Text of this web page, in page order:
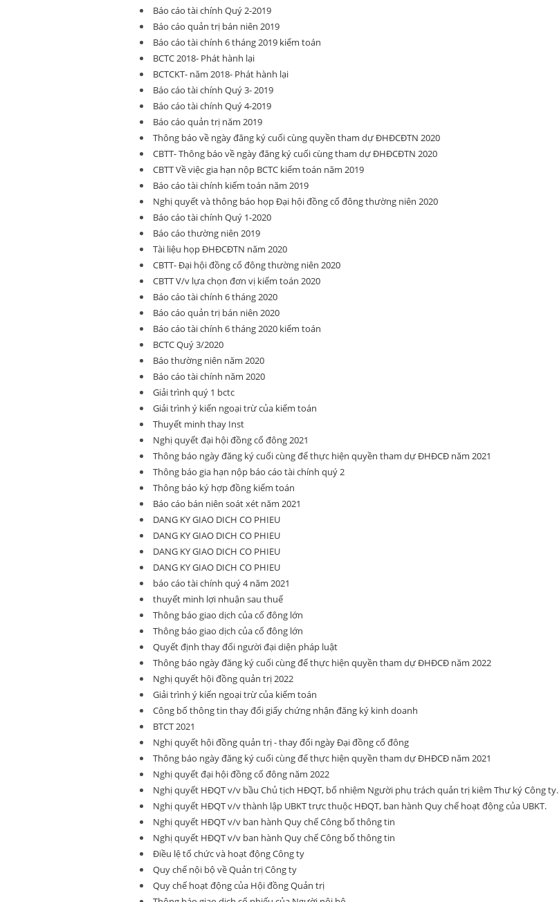
Báo cáo tài chính Quý 2-2019
Báo cáo quản trị bán niên 2019
Báo cáo tài chính 6 tháng 2019 kiểm toán
BCTC 2018- Phát hành lại
BCTCKT- năm 2018- Phát hành lại
Báo cáo tài chính Quý 3- 2019
Báo cáo tài chính Quý 4-2019
Báo cáo quản trị năm 2019
Thông báo về ngày đăng ký cuối cùng quyền tham dự ĐHĐCĐTN 2020
CBTT- Thông báo về ngày đăng ký cuối cùng tham dự ĐHĐCĐTN 2020
CBTT Về việc gia hạn nộp BCTC kiểm toán năm 2019
Báo cáo tài chính kiếm toán năm 2019
Nghị quyết và thông báo họp Đại hội đồng cổ đông thường niên 2020
Báo cáo tài chính Quý 1-2020
Báo cáo thường niên 2019
Tài liệu họp ĐHĐCĐTN năm 2020
CBTT- Đại hội đồng cổ đông thường niên 2020
CBTT V/v lựa chọn đơn vị kiểm toán 2020
Báo cáo tài chính 6 tháng 2020
Báo cáo quản trị bán niên 2020
Báo cáo tài chính 6 tháng 2020 kiểm toán
BCTC Quý 3/2020
Báo thường niên năm 2020
Báo cáo tài chính năm 2020
Giải trình quý 1 bctc
Giải trình ý kiến ngoại trừ của kiểm toán
Thuyết minh thay Inst
Nghị quyết đại hội đồng cổ đông 2021
Thông báo ngày đăng ký cuối cùng để thực hiện quyền tham dự ĐHĐCĐ năm 2021
Thông báo gia hạn nộp báo cáo tài chính quý 2
Thông báo ký hợp đồng kiểm toán
Báo cáo bán niên soát xét năm 2021
DANG KY GIAO DICH CO PHIEU
DANG KY GIAO DICH CO PHIEU
DANG KY GIAO DICH CO PHIEU
DANG KY GIAO DICH CO PHIEU
báo cáo tài chính quý 4 năm 2021
thuyết minh lợi nhuận sau thuế
Thông báo giao dịch của cổ đông lớn
Thông báo giao dịch của cổ đông lớn
Quyết định thay đổi người đại diện pháp luật
Thông báo ngày đăng ký cuối cùng để thực hiện quyền tham dự ĐHĐCĐ năm 2022
Nghị quyết hội đồng quản trị 2022
Giải trình ý kiến ngoại trừ của kiểm toán
Công bố thông tin thay đổi giấy chứng nhận đăng ký kinh doanh
BTCT 2021
Nghị quyết hội đồng quản trị - thay đổi ngày Đại đồng cổ đông
Thông báo ngày đăng ký cuối cùng để thực hiện quyền tham dự ĐHĐCĐ năm 2021
Nghị quyết đại hội đồng cổ đông năm 2022
Nghị quyết HĐQT v/v bầu Chủ tịch HĐQT, bổ nhiệm Người phụ trách quản trị kiêm Thư ký Công ty.
Nghị quyết HĐQT v/v thành lập UBKT trực thuộc HĐQT, ban hành Quy chế hoạt động của UBKT.
Nghị quyết HĐQT v/v ban hành Quy chế Công bố thông tin
Nghị quyết HĐQT v/v ban hành Quy chế Công bố thông tin
Điều lệ tổ chức và hoạt động Công ty
Quy chế nội bộ về Quản trị Công ty
Quy chế hoạt động của Hội đồng Quản trị